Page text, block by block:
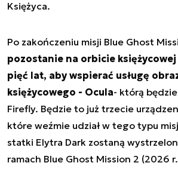
Księżyca.
Po zakończeniu misji Blue Ghost
pozostanie na orbicie
pięć lat, aby wspierać usługę
księżycowego - Ocula- którą
Firefly. Będzie to już trzecie
które weźmie udział w tego typu
statki Elytra Dark zostaną
ramach Blue Ghost Mission 2 (2026